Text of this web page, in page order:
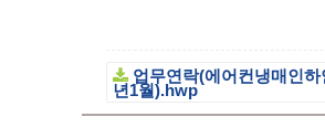
업무연락(에어컨냉매인하
년1월).hwp